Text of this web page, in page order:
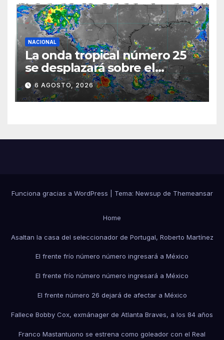
NACIONAL
La onda tropical número 25
se desplazará sobre el
sureste mexicano
6 AGOSTO, 2026
Funciona gracias a WordPress Tema: Newsup de Themeansar
Home
Asaltan la casa del seleccionador de Portugal, Roberto Martínez
El frente frío número número ingresará a México
El frente frío número número ingresará a México
El frente número 26 dejará de afectar a México
Fallece Bobby Cox, exmánager de Atlanta Braves, a los 84 años
Franco Mastantuono se estrena como goleador con el Real